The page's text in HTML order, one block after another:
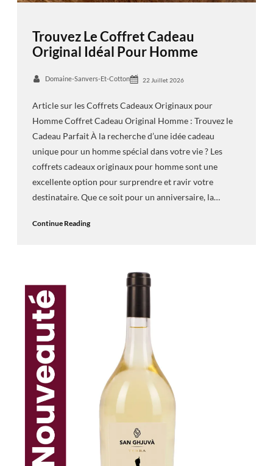
Trouvez Le Coffret Cadeau
Original Idéal Pour Homme
Domaine-Sanvers-Et-Cotton 22 Juillet 2026
Article sur les Coffrets Cadeaux Originaux pour
Homme Coffret Cadeau Original Homme : Trouvez le
Cadeau Parfait À la recherche d’une idée cadeau
unique pour un homme spécial dans votre vie ? Les
coffrets cadeaux originaux pour homme sont une
excellente option pour surprendre et ravir votre
destinataire. Que ce soit pour un anniversaire, la…
Continue Reading